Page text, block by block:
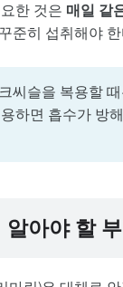
한 것은 매일 같
준히 섭취해야
씨슬을 복용할
하면 흡수가 방
알아야 할